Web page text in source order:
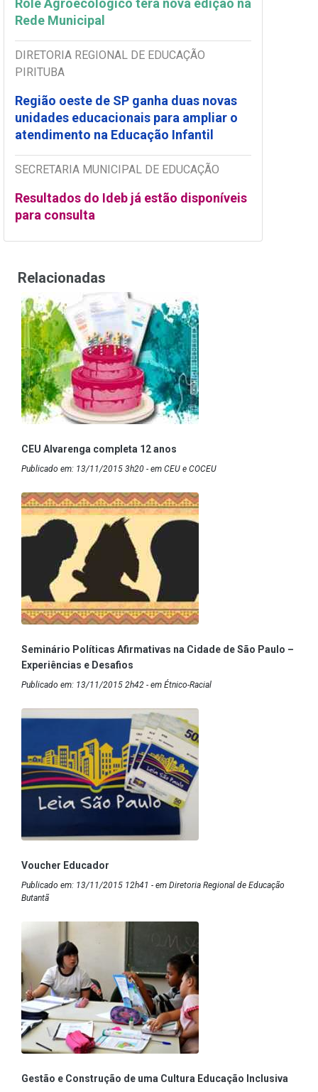
Rolê Agroecológico terá nova edição na
Rede Municipal
DIRETORIA REGIONAL DE EDUCAÇÃO
PIRITUBA
Região oeste de SP ganha duas novas
unidades educacionais para ampliar o
atendimento na Educação Infantil
SECRETARIA MUNICIPAL DE EDUCAÇÃO
Resultados do Ideb já estão disponíveis
para consulta
Relacionadas
CEU Alvarenga completa 12 anos
Publicado em: 13/11/2015 3h20 - em CEU e COCEU
Seminário Políticas Afirmativas na Cidade de São Paulo –
Experiências e Desafios
Publicado em: 13/11/2015 2h42 - em Étnico-Racial
Voucher Educador
Publicado em: 13/11/2015 12h41 - em Diretoria Regional de Educação
Butantã
Gestão e Construção de uma Cultura Educação Inclusiva